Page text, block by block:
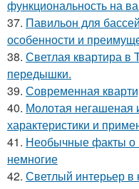
функциональность на
37. Павильон для
особенности и
38. Светлая квартира в
передышки.
39. Современная
40. Молотая негашеная
характеристики и
41. Необычные факты о
немногие
42. Светлый интерьер в